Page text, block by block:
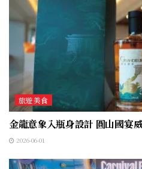
旅遊美食
金龍意象入瓶身設計 圓山國宴
2026-06-01